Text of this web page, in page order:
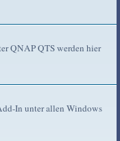
QNAP QTS werden hier
In unter allen Windows